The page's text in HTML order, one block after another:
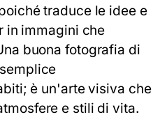
traduce le idee e
in immagini che
buona fotografia di
è un'arte visiva che
e stili di vita.